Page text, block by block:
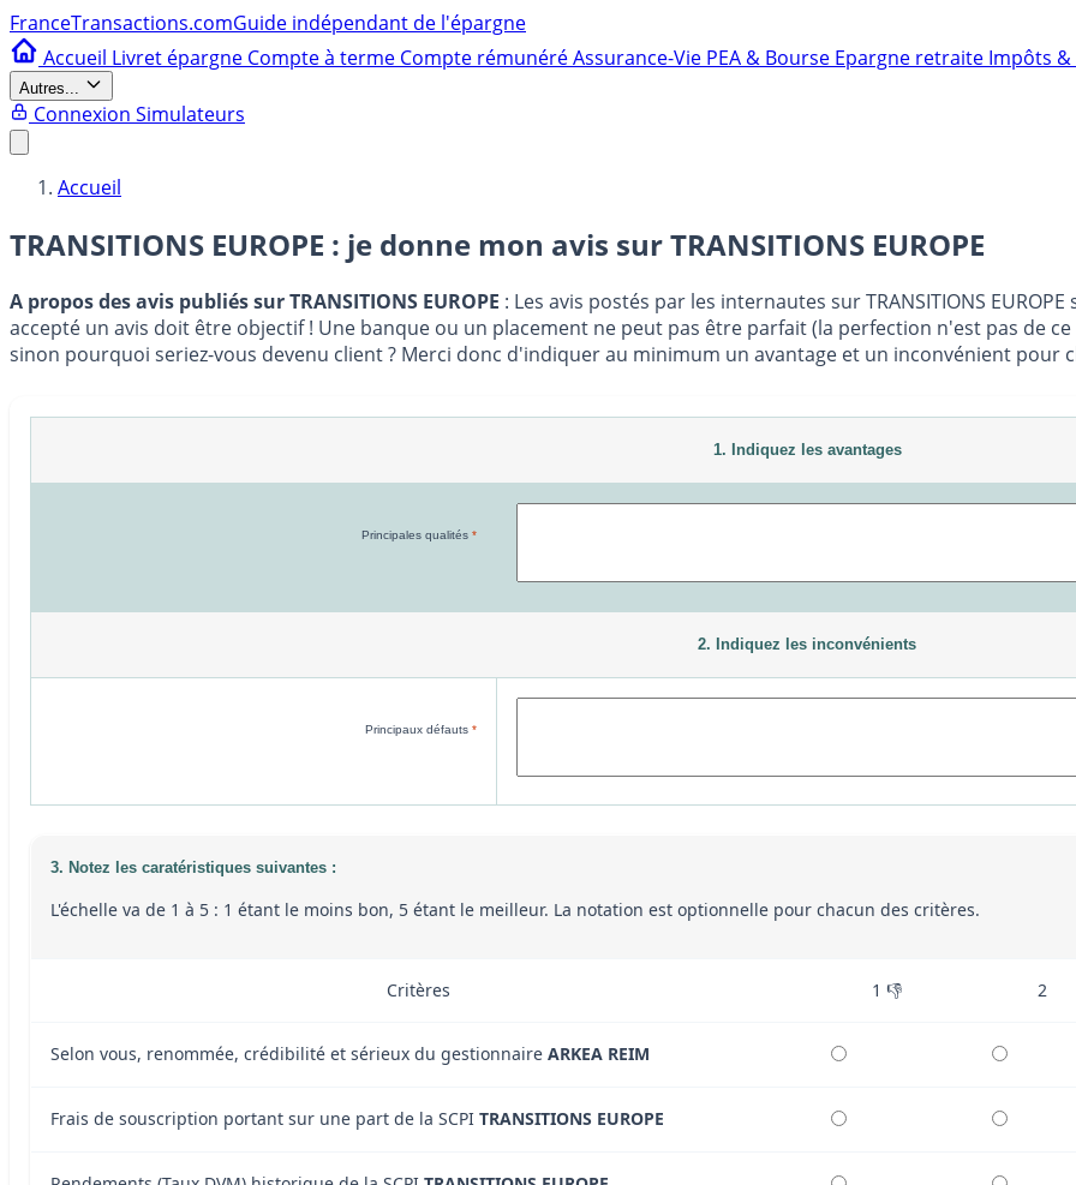
FranceTransactions.comGuide indépendant de l'épargne
Accueil Livret épargne Compte à terme Compte rémunéréAssurance-Vie PEA & Bourse Epargne retraite Impôts &
Autres...
Connexion Simulateurs
Accueil
TRANSITIONS EUROPE : je donne mon avis surTRANSITIONS EUROPE
A propos des avis publiés sur TRANSITIONS EUROPE : Les avis postés par les internautes sur TRANSITIONS
accepté un avis doit être objectif ! Une banque ou un placement ne peut pas être parfait (la perfection n'est pas de
sinon pourquoi seriez-vous devenu client ? Merci donc d'indiquer au minimum un avantage et un inconvénient pour
1. Indiquez les avantages
Principales qualités *
2. Indiquez les inconvénients
Principaux défauts *
3. Notez les caratéristiques suivantes :
L'échelle va de 1 à 5 : 1 étant le moins bon, 5 étant le meilleur. La notation est optionnelle pour chacun des critères.
Critères 1 👎 2
Selon vous, renommée, crédibilité et sérieux du gestionnaire ARKEA REIM
Frais de souscription portant sur une part de la SCPI TRANSITIONS EUROPE